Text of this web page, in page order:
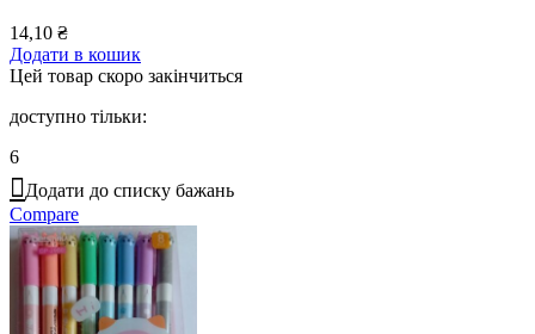
14,10 ₴
Додати в кошик
Цей товар скоро закінчиться
доступно тільки:
6
Додати до списку бажань
Compare